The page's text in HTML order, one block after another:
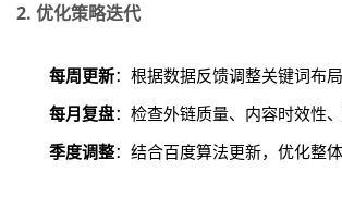
2. 优化策略迭代
每周更新：根据数据反馈调整关键词布
每月复盘：检查外链质量、内容时效性
季度调整：结合百度算法更新，优化整体